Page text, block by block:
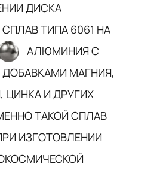
ДИСКА
ТИПА 6061 НА
АЛЮМИНИЯ С
МАГНИЯ,
ЦИНКА И ДРУГИХ
ТАКОЙ СПЛАВ
ИЗГОТОВЛЕНИИ